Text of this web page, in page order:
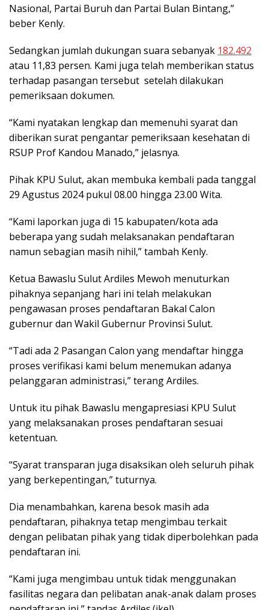
Nasional, Partai Buruh dan Partai Bulan Bintang,”
beber Kenly.
Sedangkan jumlah dukungan suara sebanyak 182.492
atau 11,83 persen. Kami juga telah memberikan status
terhadap pasangan tersebut setelah dilakukan
pemeriksaan dokumen.
“Kami nyatakan lengkap dan memenuhi syarat dan
diberikan surat pengantar pemeriksaan kesehatan di
RSUP Prof Kandou Manado,” jelasnya.
Pihak KPU Sulut, akan membuka kembali pada tanggal
29 Agustus 2024 pukul 08.00 hingga 23.00 Wita.
“Kami laporkan juga di 15 kabupaten/kota ada
beberapa yang sudah melaksanakan pendaftaran
namun sebagian masih nihil,” tambah Kenly.
Ketua Bawaslu Sulut Ardiles Mewoh menuturkan
pihaknya sepanjang hari ini telah melakukan
pengawasan proses pendaftaran Bakal Calon
gubernur dan Wakil Gubernur Provinsi Sulut.
“Tadi ada 2 Pasangan Calon yang mendaftar hingga
proses verifikasi kami belum menemukan adanya
pelanggaran administrasi,” terang Ardiles.
Untuk itu pihak Bawaslu mengapresiasi KPU Sulut
yang melaksanakan proses pendaftaran sesuai
ketentuan.
“Syarat transparan juga disaksikan oleh seluruh pihak
yang berkepentingan,” tuturnya.
Dia menambahkan, karena besok masih ada
pendaftaran, pihaknya tetap mengimbau terkait
dengan pelibatan pihak yang tidak diperbolehkan pada
pendaftaran ini.
“Kami juga mengimbau untuk tidak menggunakan
fasilitas negara dan pelibatan anak-anak dalam proses